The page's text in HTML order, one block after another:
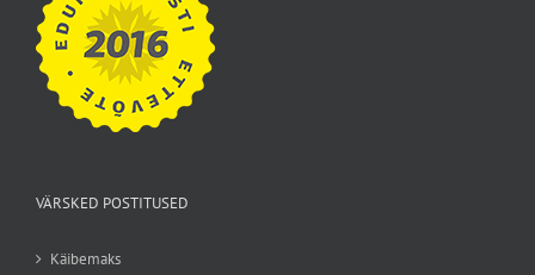
VÄRSKED POSTITUSED
Käibemaks